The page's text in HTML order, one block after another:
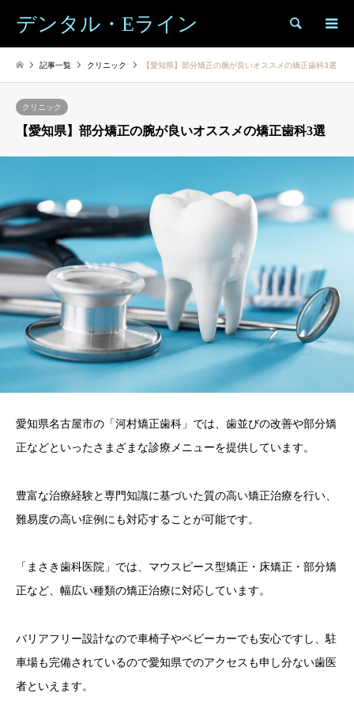
デンタル・Eライン 検索
記事一覧 クリニック 【愛知県】部分矯正の腕が良いオススメの矯正歯科3選
クリニック
【愛知県】部分矯正の腕が良いオススメの矯正歯科3選
愛知県名古屋市の「河村矯正歯科」では、歯並びの改善や部分矯
正などといったさまざまな診療メニューを提供しています。
豊富な治療経験と専門知識に基づいた質の高い矯正治療を行い、
難易度の高い症例にも対応することが可能です。
「まさき歯科医院」では、マウスピース型矯正・床矯正・部分矯
正など、幅広い種類の矯正治療に対応しています。
バリアフリー設計なので車椅子やベビーカーでも安心ですし、駐
車場も完備されているので愛知県でのアクセスも申し分ない歯医
者といえます。